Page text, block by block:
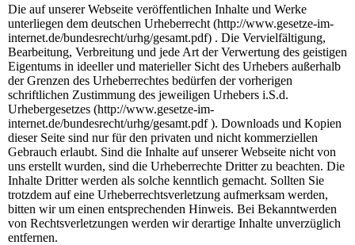
Die auf unserer Webseite veröffentlichen Inhalte und Werke
unterliegen dem deutschen Urheberrecht (http://www.gesetze-im-
internet.de/bundesrecht/urhg/gesamt.pdf) . Die Vervielfältigung,
Bearbeitung, Verbreitung und jede Art der Verwertung des geistigen
Eigentums in ideeller und materieller Sicht des Urhebers außerhalb
der Grenzen des Urheberrechtes bedürfen der vorherigen
schriftlichen Zustimmung des jeweiligen Urhebers i.S.d.
Urhebergesetzes (http://www.gesetze-im-
internet.de/bundesrecht/urhg/gesamt.pdf ). Downloads und Kopien
dieser Seite sind nur für den privaten und nicht kommerziellen
Gebrauch erlaubt. Sind die Inhalte auf unserer Webseite nicht von
uns erstellt wurden, sind die Urheberrechte Dritter zu beachten. Die
Inhalte Dritter werden als solche kenntlich gemacht. Sollten Sie
trotzdem auf eine Urheberrechtsverletzung aufmerksam werden,
bitten wir um einen entsprechenden Hinweis. Bei Bekanntwerden
von Rechtsverletzungen werden wir derartige Inhalte unverzüglich
entfernen.